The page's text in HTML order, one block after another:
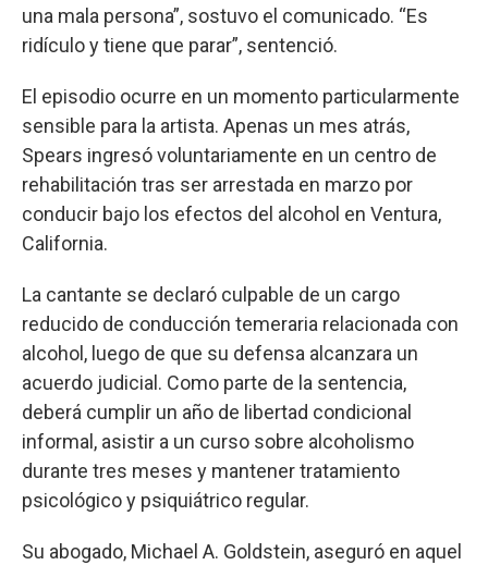
una mala persona”, sostuvo el comunicado. “Es
ridículo y tiene que parar”, sentenció.
El episodio ocurre en un momento particularmente
sensible para la artista. Apenas un mes atrás,
Spears ingresó voluntariamente en un centro de
rehabilitación tras ser arrestada en marzo por
conducir bajo los efectos del alcohol en Ventura,
California.
La cantante se declaró culpable de un cargo
reducido de conducción temeraria relacionada con
alcohol, luego de que su defensa alcanzara un
acuerdo judicial. Como parte de la sentencia,
deberá cumplir un año de libertad condicional
informal, asistir a un curso sobre alcoholismo
durante tres meses y mantener tratamiento
psicológico y psiquiátrico regular.
Su abogado, Michael A. Goldstein, aseguró en aquel